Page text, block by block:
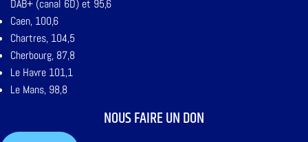
DAB+ (canal 6D) et 95,6
Caen, 100,6
Chartres, 104,5
Cherbourg, 87,8
Le Havre 101,1
Le Mans, 98,8
NOUS FAIRE UN DON